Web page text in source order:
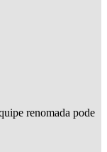
renomada pode